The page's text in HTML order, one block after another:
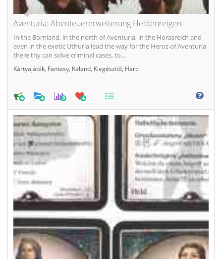
Aventuria: Abenteuererweiterung Heldenreigen
In the Bornland, in the north of Aventuria, in the Horasreich and
even in the exotic Uthuria lead the way for the Heros of Aventuria
there thy can solve criminal cases, to...
Kártyajáték Fantasy Kaland Kiegészítő Harc
0